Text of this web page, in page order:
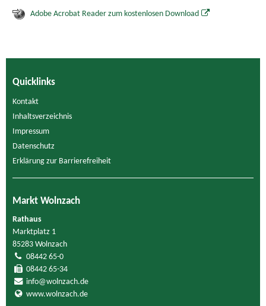
Adobe Acrobat Reader zum kostenlosen Download
Quicklinks
Kontakt
Inhaltsverzeichnis
Impressum
Datenschutz
Erklärung zur Barrierefreiheit
Markt Wolnzach
Rathaus
Marktplatz 1
85283 Wolnzach
08442 65-0
08442 65-34
info@wolnzach.de
www.wolnzach.de